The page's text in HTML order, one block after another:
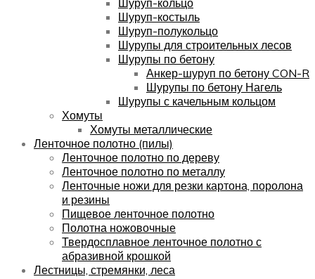
Шуруп-костыль
Шуруп-полукольцо
Шурупы для строительных лесов
Шурупы по бетону
Анкер-шуруп по бетону CON-R
Шурупы по бетону Нагель
Шурупы с качельным кольцом
Хомуты
Хомуты металлические
Ленточное полотно (пилы)
Ленточное полотно по дереву
Ленточное полотно по металлу
Ленточные ножи для резки картона, поролона
и резины
Пищевое ленточное полотно
Полотна ножовочные
Твердосплавное ленточное полотно с
абразивной крошкой
Лестницы, стремянки, леса